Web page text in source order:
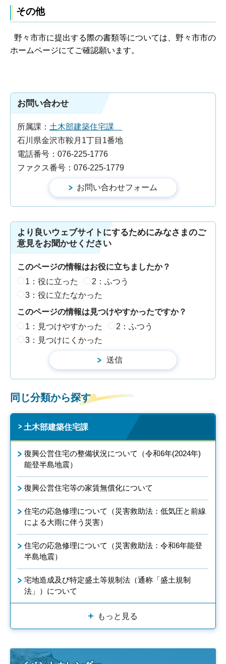
その他
野々市市に提出する際の書類等については、野々市市の
ホームページにてご確認願います。
お問い合わせ
所属課： 土木部建築住宅課
石川県金沢市鞍月1丁目1番地
電話番号：076-225-1776
ファクス番号：076-225-1779
より良いウェブサイトにするためにみなさまのご
意見をお聞かせください
このページの情報はお役に立ちましたか？
1：役に立った
2：ふつう
3：役に立たなかった
このページの情報は見つけやすかったですか？
1：見つけやすかった
2：ふつう
3：見つけにくかった
同じ分類から探す
土木部建築住宅課
復興公営住宅の整備状況について（令和6年(2024年)
能登半島地震）
復興公営住宅等の家賃無償化について
住宅の応急修理について（災害救助法：低気圧と前線
による大雨に伴う災害）
住宅の応急修理について（災害救助法：令和6年能登
半島地震）
宅地造成及び特定盛土等規制法（通称「盛土規制
法」）について
もっと見る